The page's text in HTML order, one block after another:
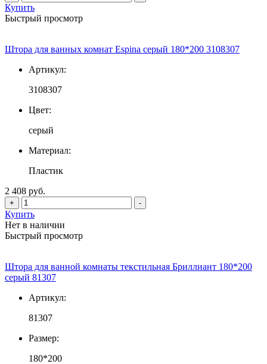
Купить
Быстрый просмотр
Штора для ванных комнат Espina серый 180*200 3108307
Артикул:
3108307
Цвет:
серый
Материал:
Пластик
2 408 руб.
+ -
Купить
Нет в наличии
Быстрый просмотр
Штора для ванной комнаты текстильная Бриллиант 180*200
серый 81307
Артикул:
81307
Размер:
180*200